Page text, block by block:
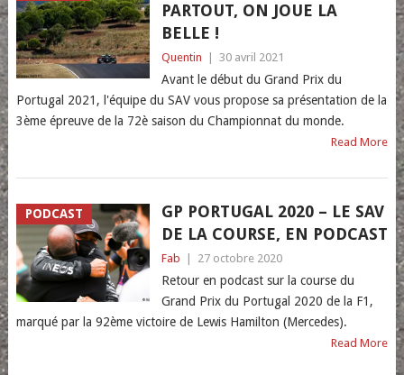
PARTOUT, ON JOUE LA
BELLE !
Quentin 30 avril 2021
Avant le début du Grand Prix du
Portugal 2021, l'équipe du SAV vous propose sa présentation de la
3ème épreuve de la 72è saison du Championnat du monde.
Read More
PODCAST
GP PORTUGAL 2020 – LE SAV
DE LA COURSE, EN PODCAST
Fab 27 octobre 2020
Retour en podcast sur la course du
Grand Prix du Portugal 2020 de la F1,
marqué par la 92ème victoire de Lewis Hamilton (Mercedes).
Read More